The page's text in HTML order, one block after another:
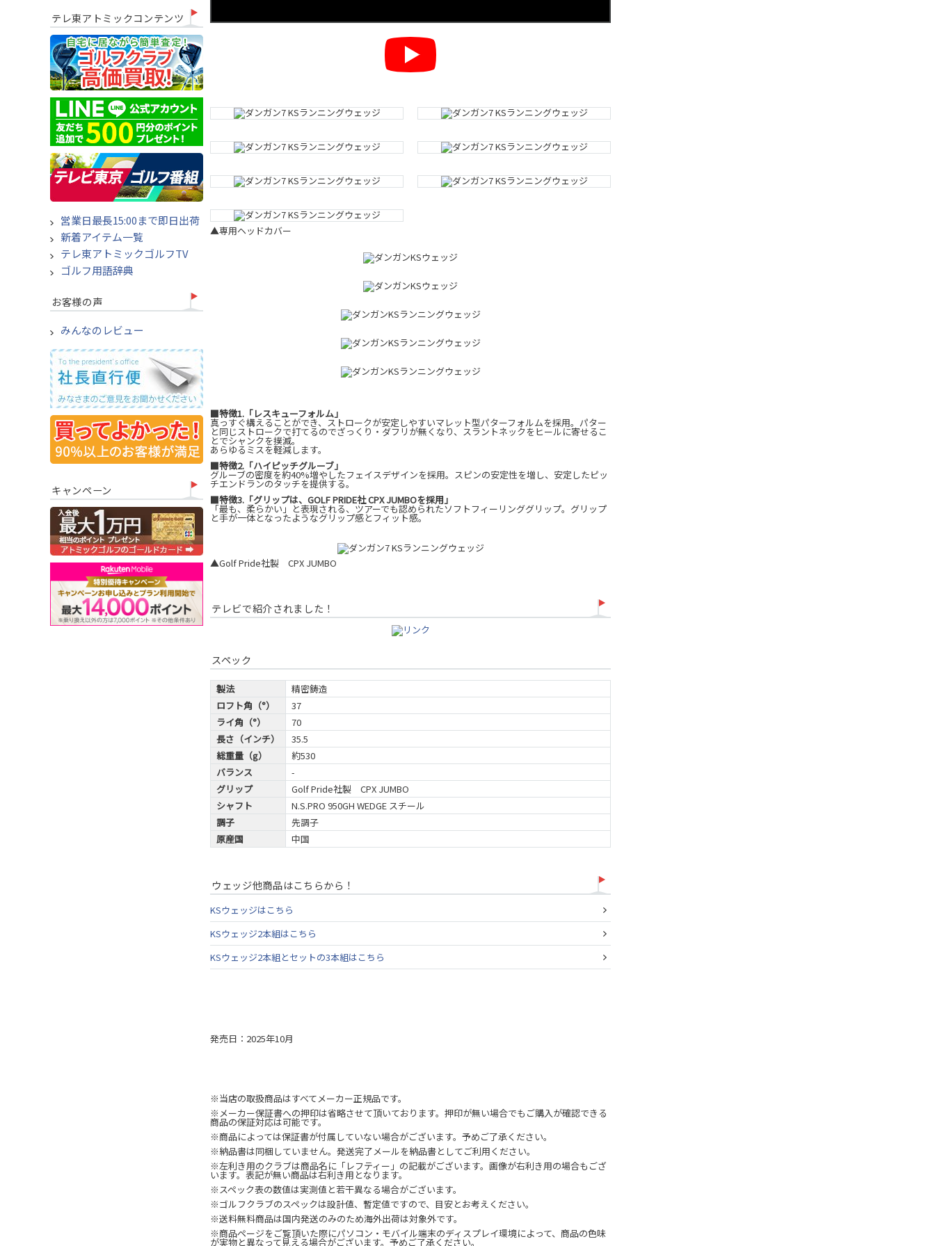
テレ東アトミックコンテンツ
営業日最長15:00まで即日出荷
新着アイテム一覧
テレ東アトミックゴルフTV
ゴルフ用語辞典
お客様の声
みんなのレビュー
キャンペーン
▲専用ヘッドカバー
■特徴1.「レスキューフォルム」
真っすぐ構えることができ、ストロークが安定しやすいマレット型パターフォルムを採用。パター
と同じストロークで打てるのでざっくり・ダフリが無くなり、スラントネックをヒールに寄せるこ
とでシャンクを撲滅。
あらゆるミスを軽減します。
■特徴2.「ハイピッチグルーブ」
グルーブの密度を約40%増やしたフェイスデザインを採用。スピンの安定性を増し、安定したピッ
チエンドランのタッチを提供する。
■特徴3.「グリップは、GOLF PRIDE社 CPX JUMBOを採用」
「最も、柔らかい」と表現される、ツアーでも認められたソフトフィーリンググリップ。グリップ
と手が一体となったようなグリップ感とフィット感。
▲Golf Pride社製 CPX JUMBO
テレビで紹介されました！
スペック
製法
精密鋳造
ロフト角（°）
37
ライ角（°）
70
長さ（インチ）
35.5
総重量（g）
約530
バランス
-
グリップ
Golf Pride社製 CPX JUMBO
シャフト
N.S.PRO 950GH WEDGE スチール
調子
先調子
原産国
中国
ウェッジ他商品はこちらから！
KSウェッジはこちら
KSウェッジ2本組はこちら
KSウェッジ2本組とセットの3本組はこちら
発売日：2025年10月
※当店の取扱商品はすべてメーカー正規品です。
※メーカー保証書への押印は省略させて頂いております。押印が無い場合でもご購入が確認できる
商品の保証対応は可能です。
※商品によっては保証書が付属していない場合がございます。予めご了承ください。
※納品書は同梱していません。発送完了メールを納品書としてご利用ください。
※左利き用のクラブは商品名に「レフティー」の記載がございます。画像が右利き用の場合もござ
います。表記が無い商品は右利き用となります。
※スペック表の数値は実測値と若干異なる場合がございます。
※ゴルフクラブのスペックは設計値、暫定値ですので、目安とお考えください。
※送料無料商品は国内発送のみのため海外出荷は対象外です。
※商品ページをご覧頂いた際にパソコン・モバイル端末のディスプレイ環境によって、商品の色味
が実物と異なって見える場合がございます。予めご了承ください。